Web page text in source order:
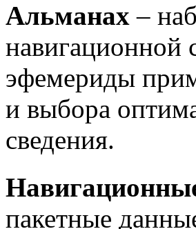
Альманах –
навигационной
эфемериды
и выбора
сведения.
пакетные